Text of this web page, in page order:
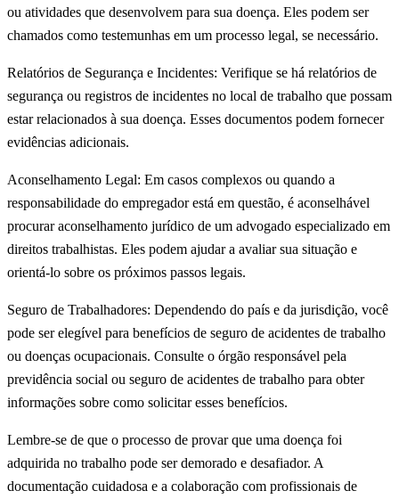
ou atividades que desenvolvem para sua doença. Eles podem ser
chamados como testemunhas em um processo legal, se necessário.
Relatórios de Segurança e Incidentes: Verifique se há relatórios de
segurança ou registros de incidentes no local de trabalho que possam
estar relacionados à sua doença. Esses documentos podem fornecer
evidências adicionais.
Aconselhamento Legal: Em casos complexos ou quando a
responsabilidade do empregador está em questão, é aconselhável
procurar aconselhamento jurídico de um advogado especializado em
direitos trabalhistas. Eles podem ajudar a avaliar sua situação e
orientá-lo sobre os próximos passos legais.
Seguro de Trabalhadores: Dependendo do país e da jurisdição, você
pode ser elegível para benefícios de seguro de acidentes de trabalho
ou doenças ocupacionais. Consulte o órgão responsável pela
previdência social ou seguro de acidentes de trabalho para obter
informações sobre como solicitar esses benefícios.
Lembre-se de que o processo de provar que uma doença foi
adquirida no trabalho pode ser demorado e desafiador. A
documentação cuidadosa e a colaboração com profissionais de